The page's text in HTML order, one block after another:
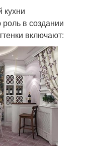
кухни
в создании
включают: